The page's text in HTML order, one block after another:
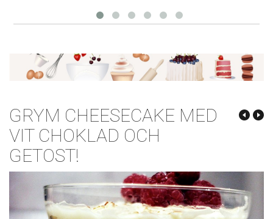
GRYM CHEESECAKE MED
VIT CHOKLAD OCH
GETOST!